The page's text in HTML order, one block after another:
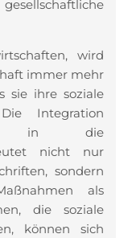
wird
immer mehr
sie ihre soziale
Integration
in die
nicht nur
sondern
als
die soziale
können sich